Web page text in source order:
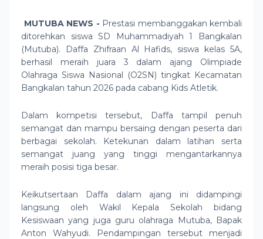
MUTUBA NEWS - Prestasi membanggakan kembali
ditorehkan siswa SD Muhammadiyah 1 Bangkalan
(Mutuba). Daffa Zhifraan Al Hafids, siswa kelas 5A,
berhasil meraih juara 3 dalam ajang Olimpiade
Olahraga Siswa Nasional (O2SN) tingkat Kecamatan
Bangkalan tahun 2026 pada cabang Kids Atletik.
Dalam kompetisi tersebut, Daffa tampil penuh
semangat dan mampu bersaing dengan peserta dari
berbagai sekolah. Ketekunan dalam latihan serta
semangat juang yang tinggi mengantarkannya
meraih posisi tiga besar.
Keikutsertaan Daffa dalam ajang ini didampingi
langsung oleh Wakil Kepala Sekolah bidang
Kesiswaan yang juga guru olahraga Mutuba, Bapak
Anton Wahyudi. Pendampingan tersebut menjadi